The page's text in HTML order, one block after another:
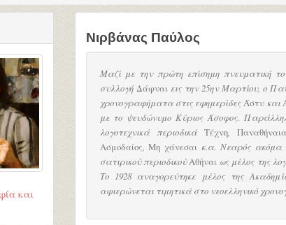
Νιρβάνας Παύλος
Μαζί με την πρώτη επίσημη πνευματική
συλλογή Δάφναιεις την 25ην Μαρτίου, ο
χρονογραφήματα στις εφημερίδεςΆστυ και
με το ψευδώνυμο Κύριος Άσοφος.
λογοτεχνικά περιοδικά Τέχνη, Παναθήναια
Ασμοδαίος ,Μη χάνεσαι κ.α. Νεαρός ακόμα
σατιρικού περιοδικούΑθήναι ως μέλος της
Το 1928 αναγορεύτηκε μέλος της
αφιερώνεται τιμητικά στο νεοελληνικό
και